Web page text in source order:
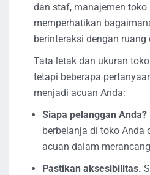
dan staf, manajemen toko
memperhatikan
berinteraksi dengan
Tata letak dan ukuran
tetapi beberapa
menjadi acuan Anda:
Siapa pelanggan Anda?
berbelanja di toko Anda
acuan dalam
Pastikan aksesibilitas.